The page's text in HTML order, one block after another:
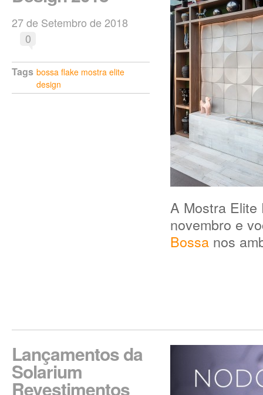
27 de Setembro de 2018
0
Tags bossa flake mostra elite
design
A Mostra Elite
novembro e
Bossa nos
Lançamentos da
Solarium
Revestimentos